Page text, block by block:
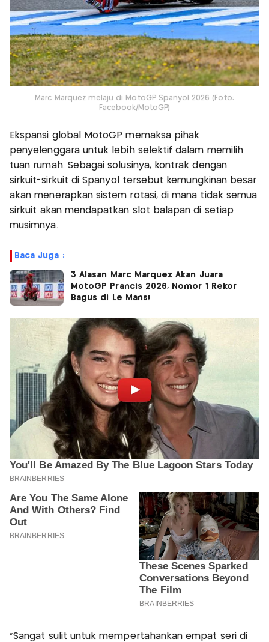
Marc Marquez melaju di MotoGP Spanyol 2026 (Foto:
Facebook/MotoGP)
Ekspansi global MotoGP memaksa pihak
penyelenggara untuk lebih selektif dalam memilih
tuan rumah. Sebagai solusinya, kontrak dengan
sirkuit-sirkuit di Spanyol tersebut kemungkinan besar
akan menerapkan sistem rotasi, di mana tidak semua
sirkuit akan mendapatkan slot balapan di setiap
musimnya.
Baca Juga :
3 Alasan Marc Marquez Akan Juara
MotoGP Prancis 2026, Nomor 1 Rekor
Bagus di Le Mans!
"Sangat sulit untuk mempertahankan empat seri di